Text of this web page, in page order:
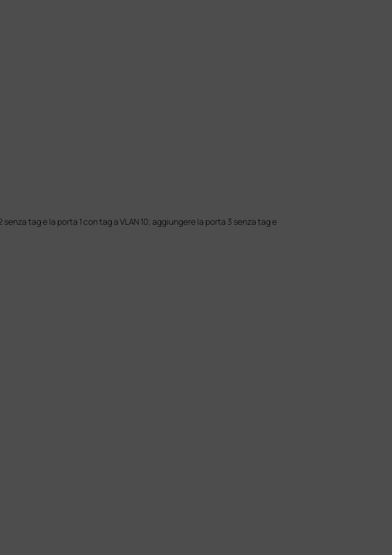
senza tag e la porta 1 con tag a VLAN 10; aggiungere la porta 3 senza tag e